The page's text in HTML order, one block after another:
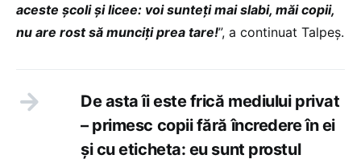
aceste școli și licee: voi sunteți mai slabi, măi copii,
nu are rost să munciți prea tare!”, a continuat Talpeș.
De asta îi este frică mediului privat
– primesc copii fără încredere în ei
și cu eticheta: eu sunt prostul